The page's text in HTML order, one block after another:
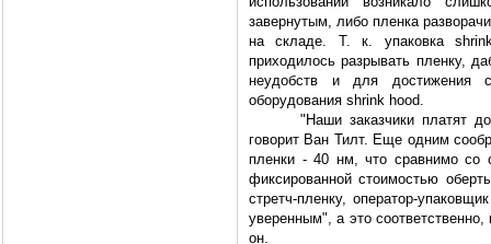
завернутым, либо пленка
на складе. Т. к. упаковка
приходилось разрывать пленку,
неудобств и для достижения
оборудования shrink hood.
"Наши заказчики платят
говорит Ван Тилт. Еще одним
пленки - 40 нм, что сравнимо со
фиксированной стоимостью
стретч-пленку, оператор-
уверенным", а это
он.